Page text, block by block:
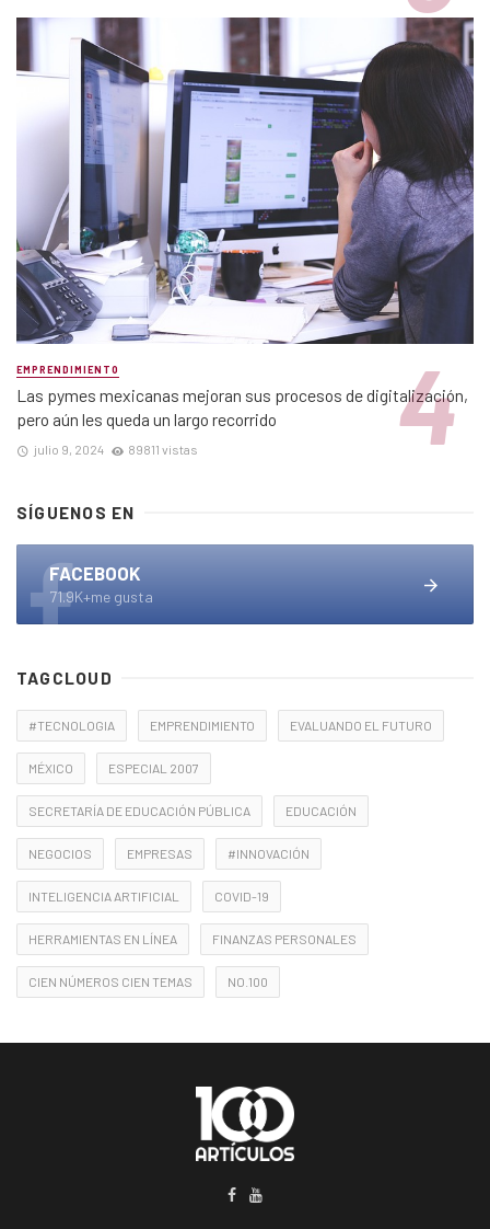
EMPRENDIMIENTO
Las pymes mexicanas mejoran sus procesos de digitalización,
pero aún les queda un largo recorrido
julio 9, 2024 89811 vistas
SÍGUENOS EN
FACEBOOK
71.9K+me gusta
TAGCLOUD
#TECNOLOGIA EMPRENDIMIENTO EVALUANDO EL FUTURO
MÉXICO ESPECIAL 2007
SECRETARÍA DE EDUCACIÓN PÚBLICA EDUCACIÓN
NEGOCIOS EMPRESAS #INNOVACIÓN
INTELIGENCIA ARTIFICIAL COVID-19
HERRAMIENTAS EN LÍNEA FINANZAS PERSONALES
CIEN NÚMEROS CIEN TEMAS NO.100